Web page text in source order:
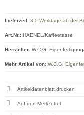
Lieferzeit: 3-5 Werktage ab der
Art.Nr.: HAENEL/Kaffeetasse
Hersteller: W.C.G.
Mehr Artikel von: W.C.G.
Artikeldatenblatt drucken